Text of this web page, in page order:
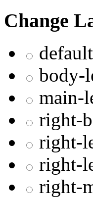
Change
default
body-
main-
right-
right-
right-
right-